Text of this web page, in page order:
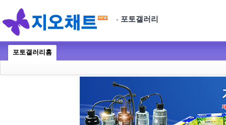
- 포토갤러리
포토갤러리홈